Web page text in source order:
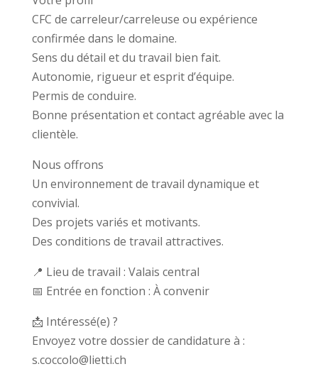
CFC de carreleur/carreleuse ou expérience
confirmée dans le domaine.
Sens du détail et du travail bien fait.
Autonomie, rigueur et esprit d’équipe.
Permis de conduire.
Bonne présentation et contact agréable avec la
clientèle.
Nous offrons
Un environnement de travail dynamique et
convivial.
Des projets variés et motivants.
Des conditions de travail attractives.
📍 Lieu de travail : Valais central
📅 Entrée en fonction : À convenir
📩 Intéressé(e) ?
Envoyez votre dossier de candidature à :
s.coccolo@lietti.ch